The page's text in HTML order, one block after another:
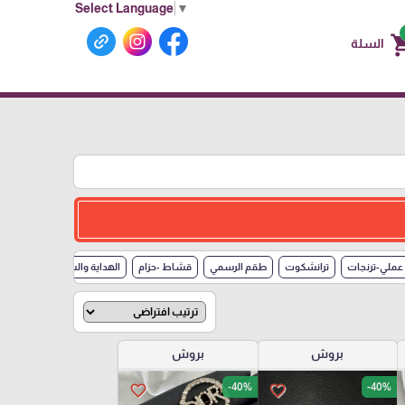
Select Language ▼
السلة
ترنجات ترانشكوت طقم الرسمي قشاط -حزام الهداية والساعات
بروش
favorite_border -40%
بروش
favorite_border -40%